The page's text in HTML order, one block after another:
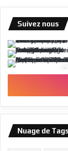
Suivez nous
Nuage de